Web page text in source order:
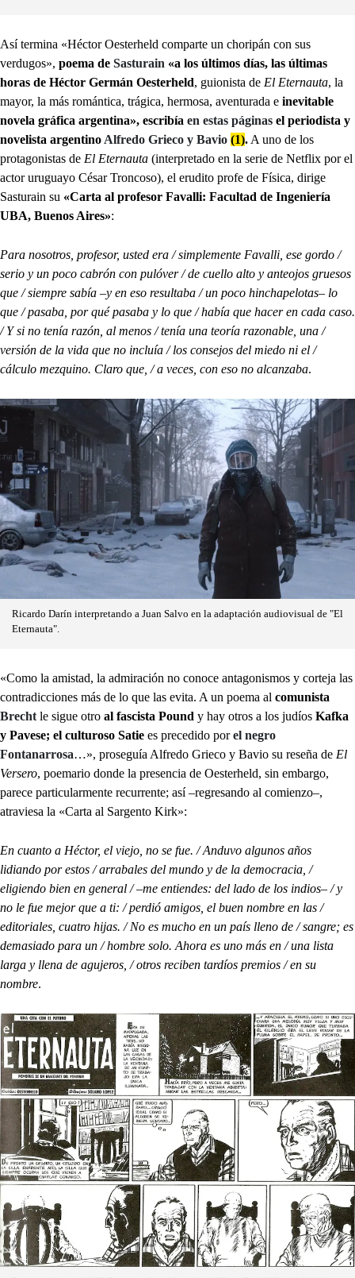
Así termina «Héctor Oesterheld comparte un choripán con sus
verdugos», poema de Sasturain «a los últimos días, las últimas
horas de Héctor Germán Oesterheld, guionista de El Eternauta, la
mayor, la más romántica, trágica, hermosa, aventurada e inevitable
novela gráfica argentina», escribía en estas páginas el periodista y
novelista argentino Alfredo Grieco y Bavio (1). A uno de los
protagonistas de El Eternauta (interpretado en la serie de Netflix por el
actor uruguayo César Troncoso), el erudito profe de Física, dirige
Sasturain su «Carta al profesor Favalli: Facultad de Ingeniería
UBA, Buenos Aires»:
Para nosotros, profesor, usted era / simplemente Favalli, ese gordo /
serio y un poco cabrón con pulóver / de cuello alto y anteojos gruesos
que / siempre sabía –y en eso resultaba / un poco hinchapelotas– lo
que / pasaba, por qué pasaba y lo que / había que hacer en cada caso.
/ Y si no tenía razón, al menos / tenía una teoría razonable, una /
versión de la vida que no incluía / los consejos del miedo ni el /
cálculo mezquino. Claro que, / a veces, con eso no alcanzaba.
Ricardo Darín interpretando a Juan Salvo en la adaptación audiovisual de "El
Eternauta".
«Como la amistad, la admiración no conoce antagonismos y corteja las
contradicciones más de lo que las evita. A un poema al comunista
Brecht le sigue otro al fascista Pound y hay otros a los judíos Kafka
y Pavese; el culturoso Satie es precedido porel negro
Fontanarrosa…», proseguía Alfredo Grieco y Bavio su reseña de El
Versero, poemario donde la presencia de Oesterheld, sin embargo,
parece particularmente recurrente; así –regresando al comienzo–,
atraviesa la «Carta al Sargento Kirk»:
En cuanto a Héctor, el viejo, no se fue. / Anduvo algunos años
lidiando por estos / arrabales del mundo y de la democracia, /
eligiendo bien en general / –me entiendes: del lado de los indios– / y
no le fue mejor que a ti: / perdió amigos, el buen nombre en las /
editoriales, cuatro hijas. / No es mucho en un país lleno de / sangre; es
demasiado para un / hombre solo. Ahora es uno más en / una lista
larga y llena de agujeros, / otros reciben tardíos premios / en su
nombre.